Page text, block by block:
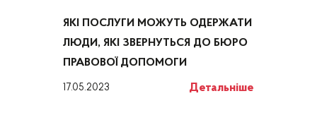
ЯКІ ПОСЛУГИ МОЖУТЬ ОДЕРЖАТИ
ЛЮДИ, ЯКІ ЗВЕРНУТЬСЯ ДО БЮРО
ПРАВОВОЇ ДОПОМОГИ
17.05.2023 Детальніше